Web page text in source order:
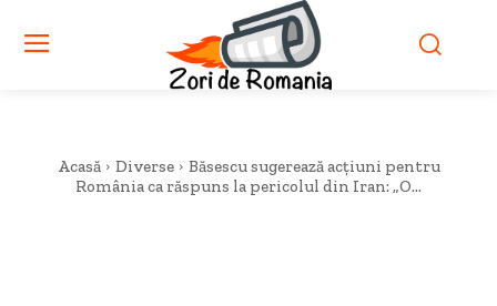
Acasă Diverse
Băsescu sugerează acțiuni pentru
România ca răspuns la pericolul din Iran: „O...